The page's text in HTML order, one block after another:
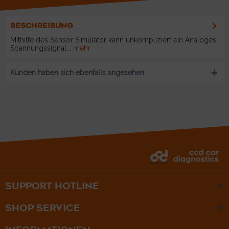
BESCHREIBUNG
Mithilfe des Sensor Simulator kann unkompliziert ein Analoges
Spannungssignal...
mehr
Kunden haben sich ebenfalls angesehen
SUPPORT HOTLINE
SHOP SERVICE